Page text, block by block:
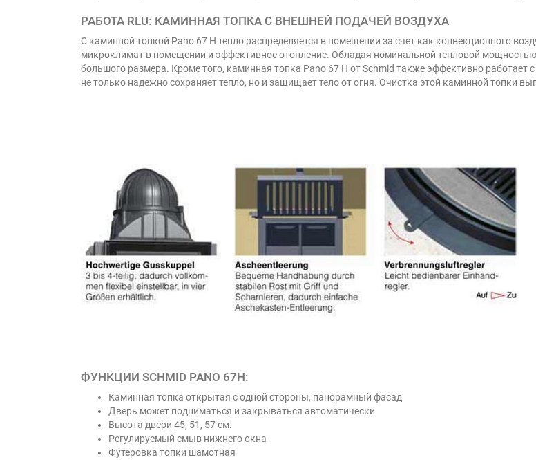
РАБОТА RLU: КАМИННАЯ ТОПКА С ВНЕШНЕЙ ПОДАЧЕЙ ВОЗДУХА
С каминной топкой Pano 67 H тепло распределяется в помещении за счет как конвекционного
микроклимат в помещении и эффективное отопление. Обладая номинальной тепловой
большого размера. Кроме того, каминная топка Pano 67 H от Schmid также эффективно
не только надежно сохраняет тепло, но и защищает тело от огня. Очистка этой каминной топки
ФУНКЦИИ SCHMID PANO 67H:
Каминная топка открытая с одной стороны, панорамный фасад
Дверь может подниматься и закрываться автоматически
Высота двери 45, 51, 57 см.
Регулируемый смыв нижнего окна
Футеровка топки шамотная